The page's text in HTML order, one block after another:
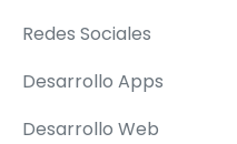
Redes Sociales
Desarrollo Apps
Desarrollo Web